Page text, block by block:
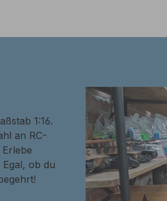
1:16.
an RC-
ob du